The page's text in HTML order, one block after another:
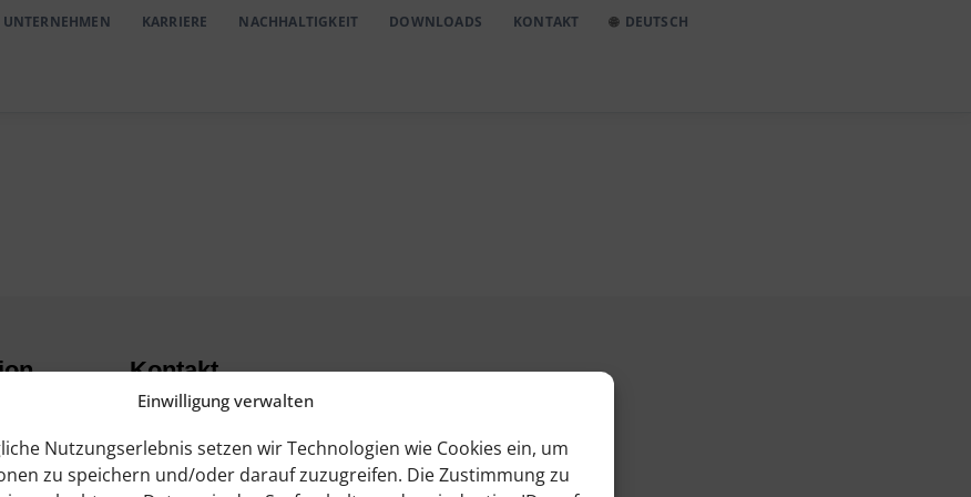
Einwilligung verwalten
Nutzungserlebnis setzen wir Technologien wie Cookies ein, um
zu speichern und/oder darauf zuzugreifen. Die Zustimmung zu
UNTERNEHMEN KARRIERE NACHHALTIGKEIT DOWNLOADS KONTAKT DEUTSCH
Kontakt
Neckar Drahtwerke GmbH
Friedrichsdorfer Landstraße
54-58